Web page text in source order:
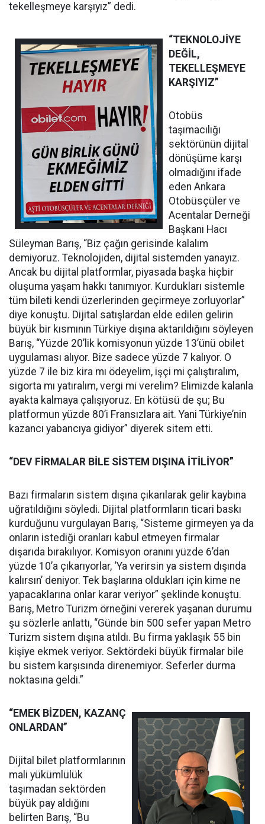
tekelleşmeye karşıyız” dedi.
“TEKNOLOJİYE
DEĞİL,
TEKELLEŞMEYE
KARŞIYIZ”
Otobüs
taşımacılığı
sektörünün dijital
dönüşüme karşı
olmadığını ifade
eden Ankara
Otobüsçüler ve
Acentalar Derneği
Başkanı Hacı
Süleyman Barış, “Biz çağın gerisinde kalalım
demiyoruz. Teknolojiden, dijital sistemden yanayız.
Ancak bu dijital platformlar, piyasada başka hiçbir
oluşuma yaşam hakkı tanımıyor. Kurdukları sistemle
tüm bileti kendi üzerlerinden geçirmeye zorluyorlar”
diye konuştu. Dijital satışlardan elde edilen gelirin
büyük bir kısmının Türkiye dışına aktarıldığını söyleyen
Barış, “Yüzde 20’lik komisyonun yüzde 13’ünü obilet
uygulaması alıyor. Bize sadece yüzde 7 kalıyor. O
yüzde 7 ile biz kira mı ödeyelim, işçi mi çalıştıralım,
sigorta mı yatıralım, vergi mi verelim? Elimizde kalanla
ayakta kalmaya çalışıyoruz. En kötüsü de şu; Bu
platformun yüzde 80’i Fransızlara ait. Yani Türkiye’nin
kazancı yabancıya gidiyor” diyerek sitem etti.
“DEV FİRMALAR BİLE SİSTEM DIŞINA İTİLİYOR”
Bazı firmaların sistem dışına çıkarılarak gelir kaybına
uğratıldığını söyledi. Dijital platformların ticari baskı
kurduğunu vurgulayan Barış, “Sisteme girmeyen ya da
onların istediği oranları kabul etmeyen firmalar
dışarıda bırakılıyor. Komisyon oranını yüzde 6’dan
yüzde 10’a çıkarıyorlar, ‘Ya verirsin ya sistem dışında
kalırsın’ deniyor. Tek başlarına oldukları için kime ne
yapacaklarına onlar karar veriyor” şeklinde konuştu.
Barış, Metro Turizm örneğini vererek yaşanan durumu
şu sözlerle anlattı, “Günde bin 500 sefer yapan Metro
Turizm sistem dışına atıldı. Bu firma yaklaşık 55 bin
kişiye ekmek veriyor. Sektördeki büyük firmalar bile
bu sistem karşısında direnemiyor. Seferler durma
noktasına geldi.”
“EMEK BİZDEN, KAZANÇ
ONLARDAN”
Dijital bilet platformlarının
mali yükümlülük
taşımadan sektörden
büyük pay aldığını
belirten Barış, “Bu